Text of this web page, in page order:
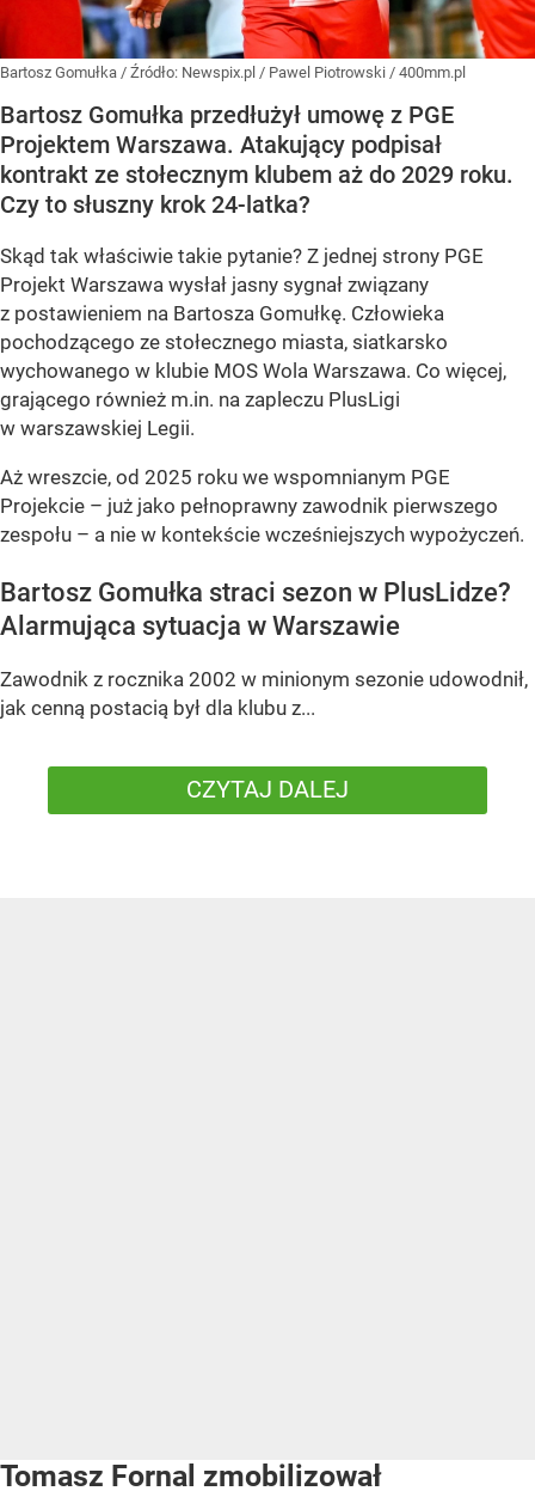
Bartosz Gomułka / Źródło: Newspix.pl / Pawel Piotrowski / 400mm.pl
Bartosz Gomułka przedłużył umowę z PGE
Projektem Warszawa. Atakujący podpisał
kontrakt ze stołecznym klubem aż do 2029 roku.
Czy to słuszny krok 24-latka?
Skąd tak właściwie takie pytanie? Z jednej strony PGE
Projekt Warszawa wysłał jasny sygnał związany
z postawieniem na Bartosza Gomułkę. Człowieka
pochodzącego ze stołecznego miasta, siatkarsko
wychowanego w klubie MOS Wola Warszawa. Co więcej,
grającego również m.in. na zapleczu PlusLigi
w warszawskiej Legii.
Aż wreszcie, od 2025 roku we wspomnianym PGE
Projekcie – już jako pełnoprawny zawodnik pierwszego
zespołu – a nie w kontekście wcześniejszych wypożyczeń.
Bartosz Gomułka straci sezon w PlusLidze?
Alarmująca sytuacja w Warszawie
Zawodnik z rocznika 2002 w minionym sezonie udowodnił,
jak cenną postacią był dla klubu z...
CZYTAJ DALEJ
Tomasz Fornal zmobilizował